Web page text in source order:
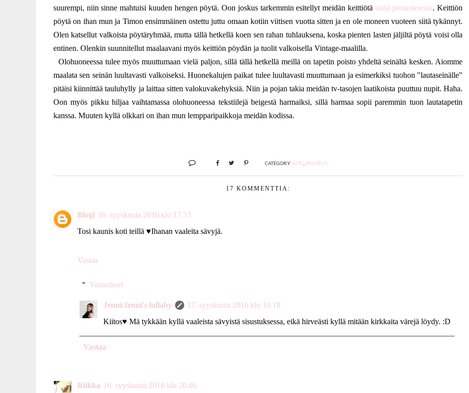
suurempi, niin sinne mahtuisi kuuden hengen pöytä. Oon joskus tarkemmin esitellyt meidän keittiötä tässä postauksessa. Keittiön
pöytä on ihan mun ja Timon ensimmäinen ostettu juttu omaan kotiin viitisen vuotta sitten ja en ole moneen vuoteen siitä tykännyt.
Olen katsellut valkoista pöytäryhmää, mutta tällä hetkellä koen sen rahan tuhlauksena, koska pienten lasten jäljiltä pöytä voisi olla
entinen. Olenkin suunnitellut maalaavani myös keittiön pöydän ja tuolit valkoisella Vintage-maalilla.
Olohuoneessa tulee myös muuttumaan vielä paljon, sillä tällä hetkellä meillä on tapetin poisto yhdeltä seinältä kesken. Aiomme
maalata sen seinän luultavasti valkoiseksi. Huonekalujen paikat tulee luultavasti muuttumaan ja esimerkiksi tuohon "lautaseinälle"
pitäisi kiinnittää tauluhylly ja laittaa sitten valokuvakehyksiä. Niin ja pojan takia meidän tv-tasojen laatikoista puuttuu nupit. Haha.
Oon myös pikku hiljaa vaihtamassa olohuoneessa tekstiilejä beigestä harmaiksi, sillä harmaa sopii paremmin tuon lautatapetin
kanssa. Muuten kyllä olkkari on ihan mun lempparipaikkoja meidän kodissa.
CATEGORY: KOTI SISUSTUS
17 KOMMENTTIA:
Blogi 16. syyskuuta 2016 klo 17.53
Tosi kaunis koti teillä ♥Ihanan vaaleita sävyjä.
Vastaa
Vastaukset
Jenni/Jenni's lullaby
17. syyskuuta 2016 klo 10.18
Kiitos♥ Mä tykkään kyllä vaaleista sävyistä sisustuksessa, eikä hirveästi kyllä mitään kirkkaita värejä löydy. :D
Vastaa
Riikka 16. syyskuuta 2016 klo 20.06